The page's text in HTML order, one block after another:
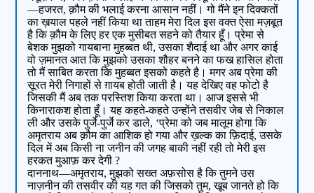
—हजरत, क़ौम की भलाई करना आसान नहीं। गो मैंने इन दिक्कतों
का ख़याल पहले नहीं किया था ताहम मेरा दिल इस वक्त ऐसा मज़बूत
है कि क़ौम के लिए हर एक मुसीबत सहने को तैयार हूँ। प्रेमा से
बेशक मुझको गायबाना मुहब्बत थी, उसका शैदाई था और अगर काई
वो ज़मानत आत कि मुझको उसका शौहर बनने का फख हासिल होता
तो मैं साबित करता कि मुहब्बत इसको कहते है। मगर अब प्रेमा की
सूरत मेरी निगाहों से ग़ायब होती जाती है। यह देखिए वह फोटो है
जिसकी मैं अब तक परस्तिश किया करता था। आज इससे भी
किनाराकश होता हूँ। यह कहते-कहते उन्होंने तसवीर जेब से निकाल
ली और उसके पुर्जे-पुर्जे कर डाले, ‘प्रेमा को जब मालूम होगा कि
अमृतराय अब क़ौम का आशिक हो गया और ख़ल्क का फ़िदाई, उसके
दिल में अब किसी ना जनीन की जगह बाकी नहीं रही तो मेरी इस
हरकत मुआफ़ कर देगी ?
दाननाथ—अमृतराय, मुझको सख्त अफ़सोस है कि तुमने उस
नाज़नीन की तसवीर की यह गत की जिसको तुम, खूब जानते हो कि